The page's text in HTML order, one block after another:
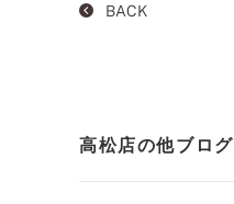
BACK
高松店の他ブログ